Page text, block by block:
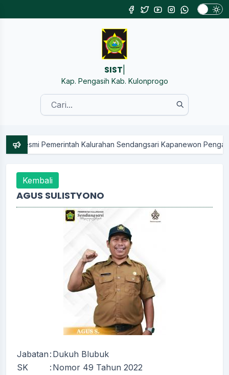
SISTEM INFORMASI KAL
Kap. Pengasih Kab. Kulonprogo
Kapanewon Pengasih Kabupaten Kulon Progo ||
Kembali
AGUS SULISTYONO
Jabatan : Dukuh Blubuk
SK
: Nomor 49 Tahun 2022